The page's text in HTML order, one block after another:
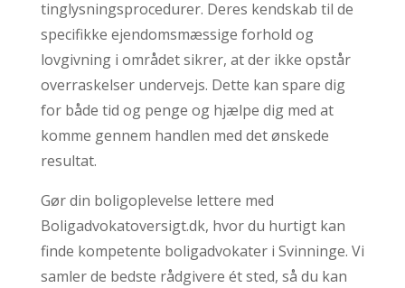
tinglysningsprocedurer. Deres kendskab til de
specifikke ejendomsmæssige forhold og
lovgivning i området sikrer, at der ikke opstår
overraskelser undervejs. Dette kan spare dig
for både tid og penge og hjælpe dig med at
komme gennem handlen med det ønskede
resultat.
Gør din boligoplevelse lettere med
Boligadvokatoversigt.dk, hvor du hurtigt kan
finde kompetente boligadvokater i Svinninge. Vi
samler de bedste rådgivere ét sted, så du kan